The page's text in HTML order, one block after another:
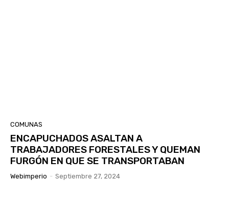
COMUNAS
ENCAPUCHADOS ASALTAN A
TRABAJADORES FORESTALES Y QUEMAN
FURGÓN EN QUE SE TRANSPORTABAN
Webimperio - Septiembre 27, 2024